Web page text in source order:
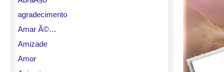
agradecimento
Amar Ã©…
Amizade
Amor